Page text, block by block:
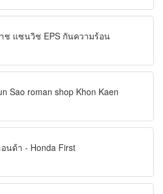
ช แซนวิช EPS กันความร้อน
Sao roman shop Khon Kaen
นด้า - Honda First